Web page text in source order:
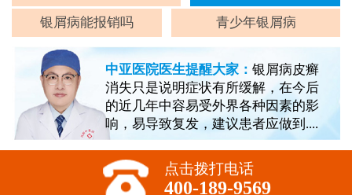
银屑病能报销吗 青少年银屑病
中亚医院医生提醒大家：银屑病皮癣
消失只是说明症状有所缓解，在今后
的近几年中容易受外界各种因素的影
响，易导致复发，建议患者应做到....
点击拨打电话
400-189-9569